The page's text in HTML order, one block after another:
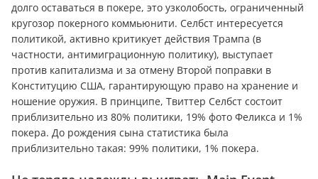
долго оставаться в покере, это узколобость, ограниченный
кругозор покерного коммьюнити. Селбст интересуется
политикой, активно критикует действия Трампа (в
частности, антимиграционную политику), выступает
против капитализма и за отмену Второй поправки в
Конституцию США, гарантирующую право на хранение и
ношение оружия. В принципе, Твиттер Селбст состоит
приблизительно из 80% политики, 19% фото Феликса и 1%
покера. До рождения сына статистика была
приблизительно такая: 99% политики, 1% покера.